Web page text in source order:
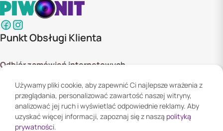
Punkt Obsługi Klienta
Odbiór zamówień internetowych
02-285 Warszawa
Godziny otwarcia:
Pn. - Pt. 08:00 - 16:00
Używamy pliki cookie, aby zapewnić Ci najlepsze wrażenia z
przeglądania, personalizować zawartość naszej witryny,
analizować jej ruch i wyświetlać odpowiednie reklamy. Aby
uzyskać więcej informacji, zapoznaj się z naszą polityką
prywatności.